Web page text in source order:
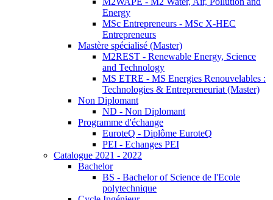
Energy
MSc Entrepreneurs - MSc X-HEC
Entrepreneurs
Mastère spécialisé (Master)
M2REST - Renewable Energy, Science
and Technology
MS ETRE - MS Energies Renouvelables :
Technologies & Entrepreneuriat (Master)
Non Diplomant
ND - Non Diplomant
Programme d'échange
EuroteQ - Diplôme EuroteQ
PEI - Echanges PEI
Catalogue 2021 - 2022
Bachelor
BS - Bachelor of Science de l'Ecole
polytechnique